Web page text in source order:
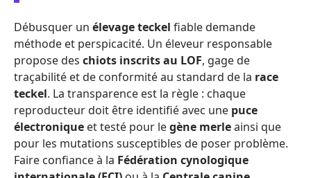
Débusquer un élevage teckel fiable demande
méthode et perspicacité. Un éleveur responsable
propose des chiots inscrits au LOF, gage de
traçabilité et de conformité au standard de la race
teckel. La transparence est la règle : chaque
reproducteur doit être identifié avec une puce
électronique et testé pour legène merleainsi que
pour les mutations susceptibles de poser problème.
Faire confiance à la Fédération cynologique